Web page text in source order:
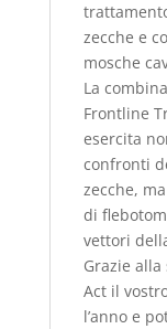
zecche e
mosche
La
Frontline
esercita
confronti
zecche,
di
vettori
Grazie
Act il
l’anno e